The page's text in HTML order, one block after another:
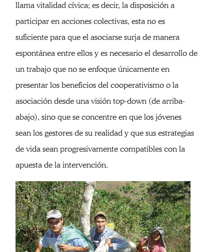
llama vitalidad cívica; es decir, la disposición a
participar en acciones colectivas, esta no es
suficiente para que el asociarse surja de manera
espontánea entre ellos y es necesario el desarrollo de
un trabajo que no se enfoque únicamente en
presentar los beneficios del cooperativismo o la
asociación desde una visión top-down (de arriba-
abajo), sino que se concentre en que los jóvenes
sean los gestores de su realidad y que sus estrategias
de vida sean progresivamente compatibles con la
apuesta de la intervención.